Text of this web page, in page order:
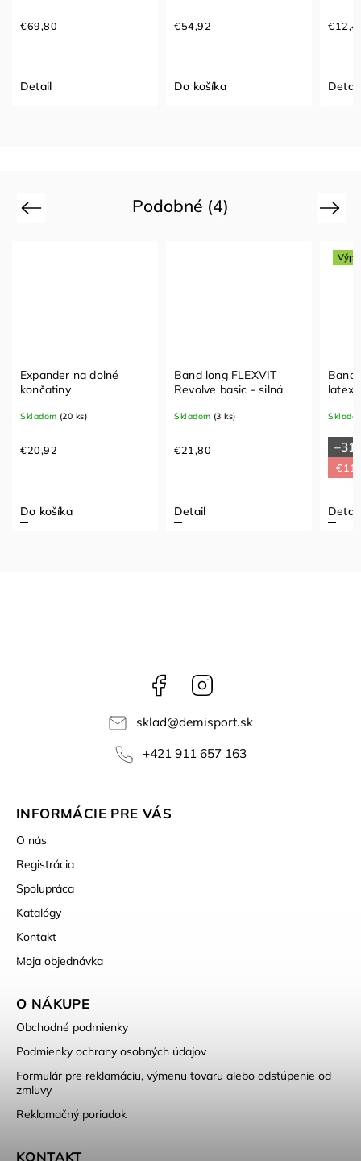
€69,80
Detail
€54,92
Do košíka Detail
Podobné (4)
Previous
Expander na dolné
končatiny
Skladom (20 ks)
€20,92
Do košíka
Band long FLEXVIT
Revolve basic - silná
Skladom (3 ks)
€21,80
Detail
Band
–31
Detail
Next
Facebook
sklad@demisport.sk
+421 911 657 163
INFORMÁCIE PRE VÁS
O nás
Registrácia
Spolupráca
Katalógy
Kontakt
Moja objednávka
O NÁKUPE
Obchodné podmienky
Podmienky ochrany osobných údajov
Formulár pre reklamáciu, výmenu tovaru alebo odstúpenie od
zmluvy
Reklamačný poriadok
KONTAKT